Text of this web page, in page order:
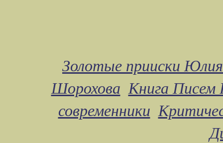
Золотые прииски
Шорохова Книга Писем
современники